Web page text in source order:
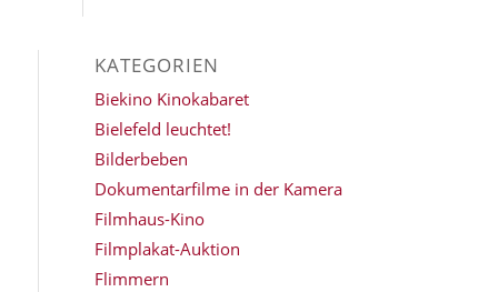
KATEGORIEN
Biekino Kinokabaret
Bielefeld leuchtet!
Bilderbeben
Dokumentarfilme in der Kamera
Filmhaus-Kino
Filmplakat-Auktion
Flimmern